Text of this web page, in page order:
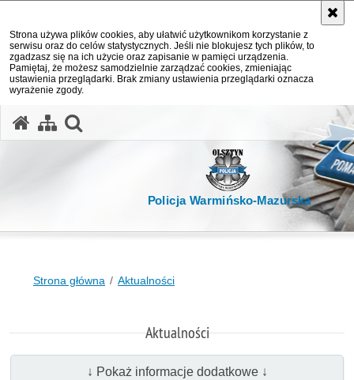
Strona używa plików cookies, aby ułatwić użytkownikom korzystanie z
serwisu oraz do celów statystycznych. Jeśli nie blokujesz tych plików, to
zgadzasz się na ich użycie oraz zapisanie w pamięci urządzenia.
Pamiętaj, że możesz samodzielnie zarządzać cookies, zmieniając
ustawienia przeglądarki. Brak zmiany ustawienia przeglądarki oznacza
wyrażenie zgody.
Policja Warmińsko-Mazurska
Strona główna Aktualności
Aktualności
↓ Pokaż informacje dodatkowe ↓